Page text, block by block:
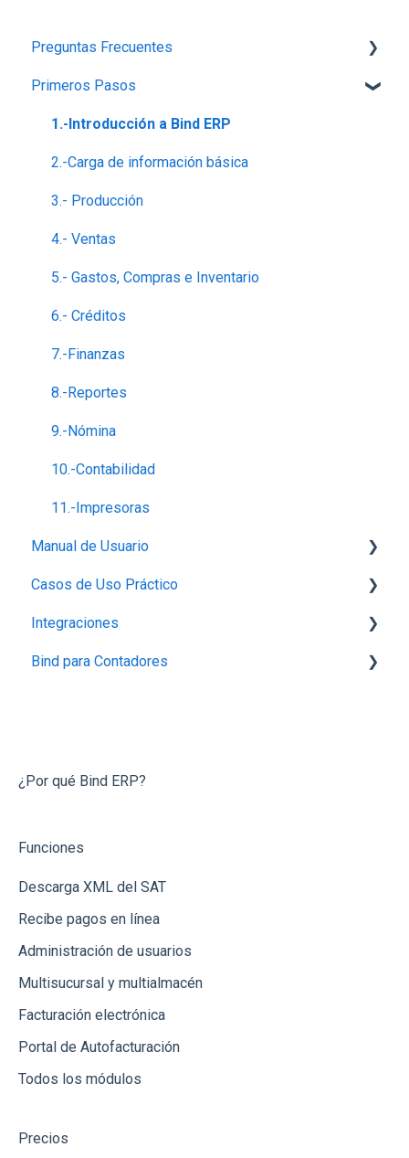
Preguntas Frecuentes
Planes,Add-ons y Precios
Generalidades del Sistema
Soporte-Errores
Contabilidad, Finanzas y nóminas
Ventas
Primeros Pasos
1.-Introducción a Bind ERP
2.-Carga de información básica
3.- Producción
4.- Ventas
5.- Gastos, Compras e Inventario
6.- Créditos
7.-Finanzas
8.-Reportes
9.-Nómina
10.-Contabilidad
11.-Impresoras
Manual de Usuario
Configuración
Perfil de empresa
Proveedores
Otras Funcionalidades
Cotizaciones
Inventarios (Almacenes)
Notas de Crédito
Dashboard
Reportes
Recepción de Mercancia
Casos de Uso Práctico
Inventario
Productos
Bancos
Integraciones
Integración con Mercado Libre
Integración vía API
Integración vía Zapier
Bind para Contadores
¿Por qué Bind ERP?
Funciones
Descarga XML del SAT
Recibe pagos en línea
Administración de usuarios
Multisucursal y multialmacén
Facturación electrónica
Portal de Autofacturación
Todos los módulos
Precios